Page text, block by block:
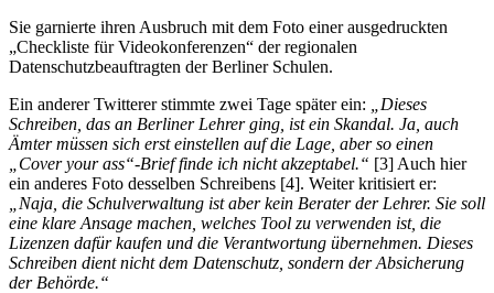
Sie garnierte ihren Ausbruch mit dem Foto einer ausgedruckten
„Checkliste für Videokonferenzen“ der regionalen
Datenschutzbeauftragten der Berliner Schulen.
Ein anderer Twitterer stimmte zwei Tage später ein:
„Dieses
Schreiben, das an Berliner Lehrer ging, ist ein Skandal. Ja, auch
Ämter müssen sich erst einstellen auf die Lage, aber so einen
„Cover your ass“-Brief finde ich nicht akzeptabel.“ [3] Auch hier
ein anderes Foto desselben Schreibens [4]. Weiter kritisiert er:
„Naja, die Schulverwaltung ist aber kein Berater der Lehrer. Sie soll
eine klare Ansage machen, welches Tool zu verwenden ist, die
Lizenzen dafür kaufen und die Verantwortung übernehmen. Dieses
Schreiben dient nicht dem Datenschutz, sondern der Absicherung
der Behörde.“